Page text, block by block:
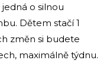
o silnou
Dětem stačí 1
změn si budete
maximálně týdnu.